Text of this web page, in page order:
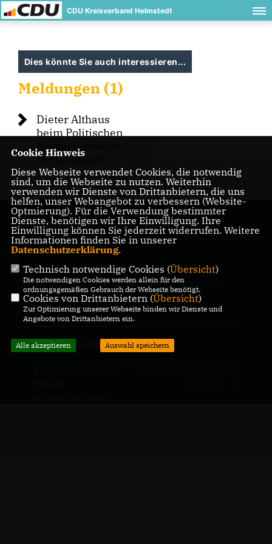
CDU Kreisverband Helmstedt
Dies könnte Sie auch interessieren...
Meldungen (1)
Dieter Althaus
beim Politischen
Aschermittwoch
in Helmstedt
Die Helmstedter Kreis-CDU präsentiert sich im
Internet.
IMPRESSUM DATENSCHUTZ KONTAKT
CDU in Niedersachsen
CDU Deutschlands
Cookie Hinweis
Diese Webseite verwendet Cookies, die notwendig
sind, um die Webseite zu nutzen. Weiterhin
verwenden wir Dienste von Drittanbietern, die uns
helfen, unser Webangebot zu verbessern (Website-
Optmierung). Für die Verwendung bestimmter
Dienste, benötigen wir Ihre Einwilligung. Ihre
Einwilligung können Sie jederzeit widerrufen. Weitere
Informationen finden Sie in unserer
Datenschutzerklärung.
Technisch notwendige Cookies (Übersicht)
Die notwendigen Cookies werden allein für den
ordnungsgemäßen Gebrauch der Webseite benötigt.
Cookies von Drittanbietern (Übersicht)
Zur Optimierung unserer Webseite binden wir Dienste und
Angebote von Drittanbietern ein.
Alle akzeptieren Auswahl speichern